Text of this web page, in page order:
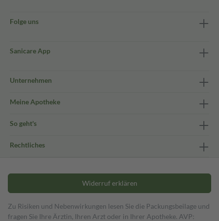
Folge uns
Sanicare App
Unternehmen
Meine Apotheke
So geht's
Rechtliches
Widerruf erklären
Zu Risiken und Nebenwirkungen lesen Sie die Packungsbeilage und
fragen Sie Ihre Ärztin, Ihren Arzt oder in Ihrer Apotheke. AVP: